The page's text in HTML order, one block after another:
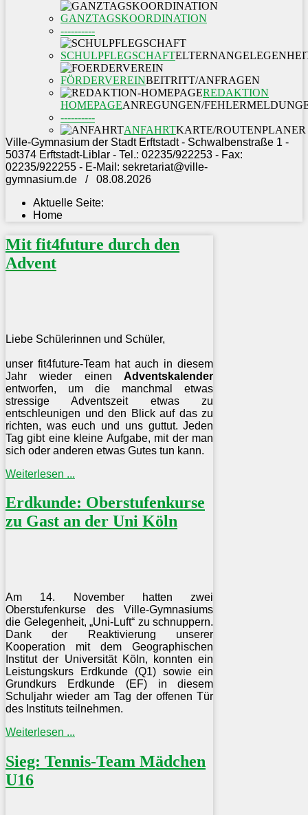
GANZTAGSKOORDINATION
----------
SCHULPFLEGSCHAFT
FÖRDERVEREINBEITRITT/ANFRAGEN
REDAKTION
HOMEPAGEANREGUNGEN/
----------
ANFAHRTKARTE/ROUTENPLANER
Ville-Gymnasium der Stadt Erftstadt - Schwalbenstraße 1 -
50374 Erftstadt-Liblar - Tel.: 02235/922253 - Fax:
02235/922255 - E-Mail: sekretariat@ville-
gymnasium.de / 08.08.2026
Aktuelle Seite:
Home
Mit fit4future durch den
Advent
Liebe Schülerinnen und Schüler,
unser fit4future-Team hat auch in diesem
Jahr wieder einenAdventskalender
entworfen, um die manchmal etwas
stressige Adventszeit etwas zu
entschleunigen und den Blick auf das zu
richten, was euch und uns guttut. Jeden
Tag gibt eine kleine Aufgabe, mit der man
sich oder anderen etwas Gutes tun kann.
Weiterlesen ...
Erdkunde: Oberstufenkurse
zu Gast an der Uni Köln
Am 14. November hatten zwei
Oberstufenkurse des Ville-Gymnasiums
die Gelegenheit, „Uni-Luft“ zu schnuppern.
Dank der Reaktivierung unserer
Kooperation mit dem Geographischen
Institut der Universität Köln, konnten ein
Leistungskurs Erdkunde (Q1) sowie ein
Grundkurs Erdkunde (EF) in diesem
Schuljahr wieder am Tag der offenen Tür
des Instituts teilnehmen.
Weiterlesen ...
Sieg: Tennis-Team Mädchen
U16